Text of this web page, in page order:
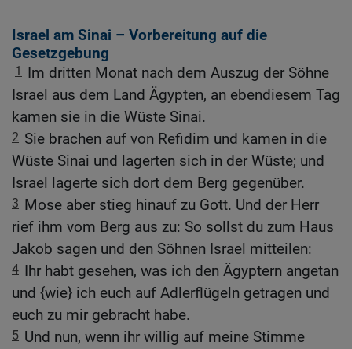
Israel am Sinai – Vorbereitung auf die
Gesetzgebung
1
Im dritten Monat nach dem Auszug der Söhne
Israel aus dem Land Ägypten, an ebendiesem Tag
kamen sie in die Wüste Sinai.
2 Sie brachen auf von Refidim und kamen in die
Wüste Sinai und lagerten sich in der Wüste; und
Israel lagerte sich dort dem Berg gegenüber.
3 Mose aber stieg hinauf zu Gott. Und der Herr
rief ihm vom Berg aus zu: So sollst du zum Haus
Jakob sagen und den Söhnen Israel mitteilen:
4 Ihr habt gesehen, was ich den Ägyptern angetan
und {wie} ich euch auf Adlerflügeln getragen und
euch zu mir gebracht habe.
5 Und nun, wenn ihr willig auf meine Stimme